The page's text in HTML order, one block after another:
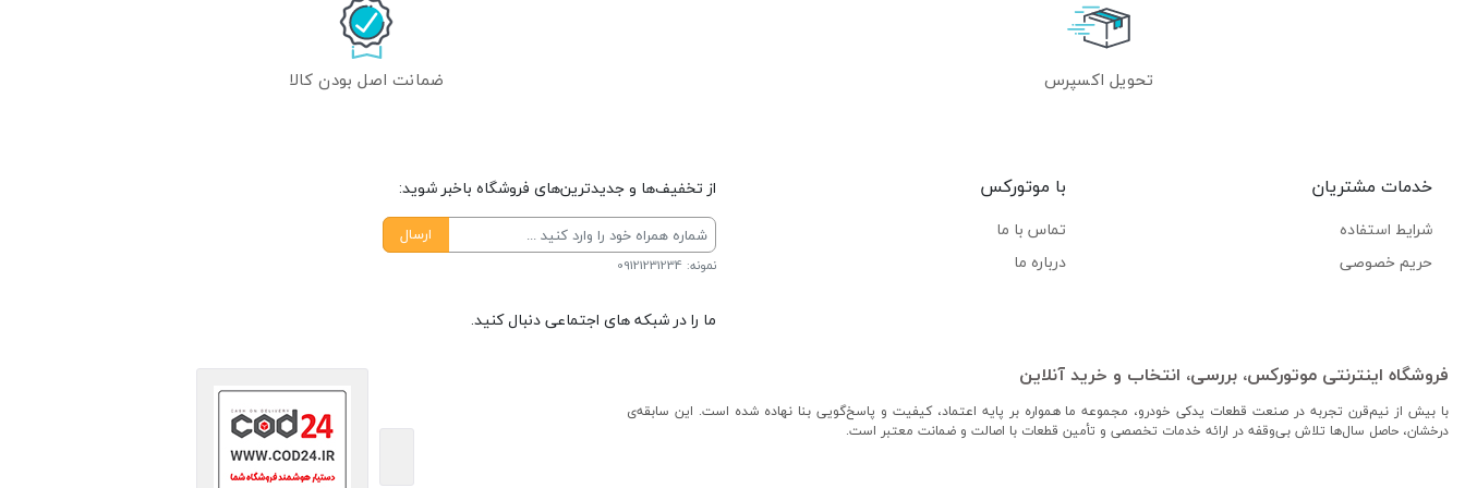
تحویل اکسپرس ضمانت اصل بودن کالا
خدمات مشتریان
شرایط استفاده
حریم خصوصی
با موتورکس
تماس با ما
درباره ما
از تخفیف‌ها و جدیدترین‌های فروشگاه باخبر شوید:
ارسال
نمونه: 09121231234
ما را در شبکه های اجتماعی دنبال کنید.
فروشگاه اینترنتی موتورکس، بررسی، انتخاب و خرید آنلاین
با بیش از نیم‌قرن تجربه در صنعت قطعات یدکی خودرو، مجموعه ما همواره بر پایه اعتماد، کیفیت و پاسخ‌گویی بنا نهاده شده است. این سابقه‌ی
درخشان، حاصل سال‌ها تلاش بی‌وقفه در ارائه خدمات تخصصی و تأمین قطعات با اصالت و ضمانت معتبر است.